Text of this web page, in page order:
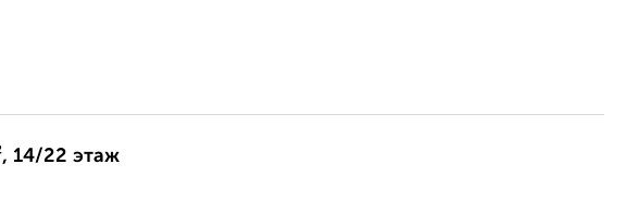
14/22 этаж